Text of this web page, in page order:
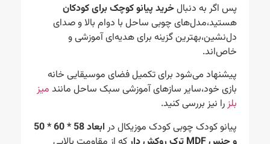
پس اگر به دنبالخرید پیانو کوچک برای کودکان
هستید،مدل‌های چوبی ساحل با دوام بالا و صدای
دل‌نشین،بهترین گزینه برای هدیه‌ای آموزشی و
خاص‌اند.
پیشنهاد می‌شود برای تکمیل فضای موسیقایی خانه
بازی خود،سایر سازهای آموزشی سبک ساحل مانندمیز
را نیز بررسی کنید.
پیانو کودک چوبی کودک موزیکال در
ابعاد 58 * 60 * 50